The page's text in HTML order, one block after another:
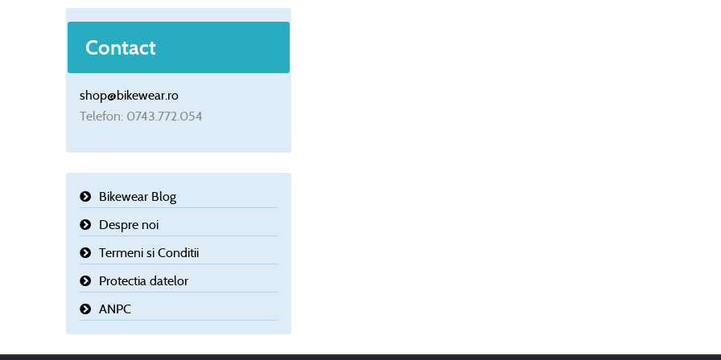
Contact
shop@bikewear.ro
Telefon: 0743.772.054
Bikewear Blog
Despre noi
Termeni si Conditii
Protectia datelor
ANPC